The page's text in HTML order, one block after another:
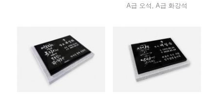
A급 오석, A급 화강석